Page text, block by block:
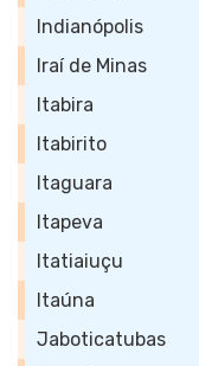
Indianópolis
Iraí de Minas
Itabira
Itabirito
Itaguara
Itapeva
Itatiaiuçu
Itaúna
Jaboticatubas